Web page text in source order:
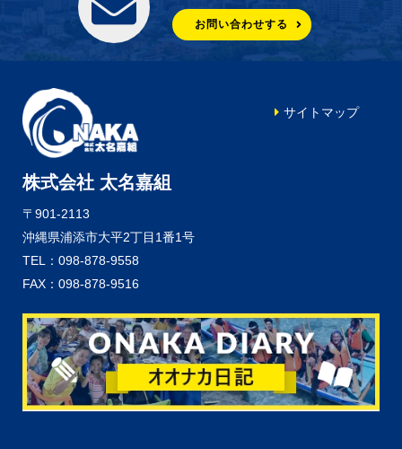
お問い合わせする
株式会社 太名嘉組
〒901-2113
沖縄県浦添市大平2丁目1番1号
TEL：098-878-9558
FAX：098-878-9516
サイトマップ